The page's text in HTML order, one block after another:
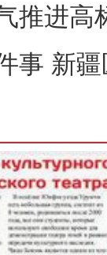
曲目邂逅新
推进高
事 新疆